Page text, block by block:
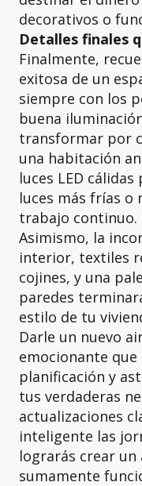
decorativos o
Detalles finales
Finalmente,
exitosa de un
siempre con los
buena
transformar por
una habitación
luces LED
luces más frías o
trabajo continuo.
Asimismo, la
interior, textiles
cojines, y una
paredes
estilo de tu
Darle un nuevo
emocionante
planificación y
tus verdaderas
actualizaciones
inteligente las
lograrás crear
sumamente